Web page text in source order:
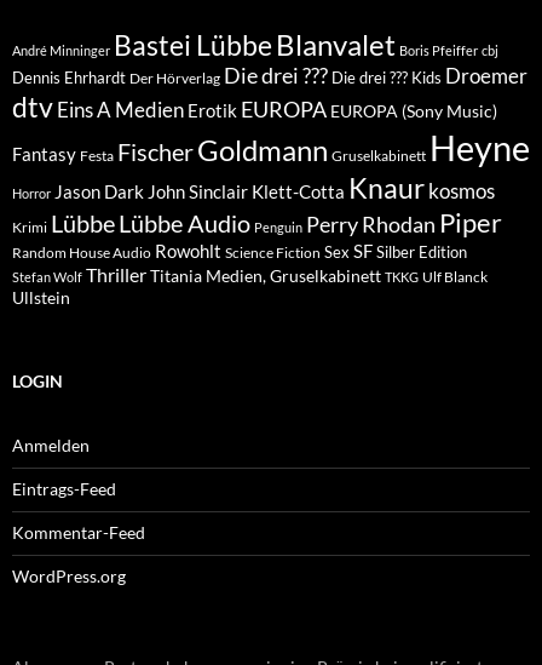
André Minninger Bastei Lübbe Blanvalet Boris Pfeiffer cbj
Dennis Ehrhardt Der Hörverlag Die drei ??? Die drei ??? Kids Droemer
dtvEins A Medien Erotik EUROPA EUROPA (Sony Music)
Fantasy Festa FischerGoldmann Gruselkabinett Heyne
Horror Jason Dark John Sinclair Klett-Cotta Knaur kosmos
Krimi LübbeLübbe Audio Penguin Perry Rhodan Piper
Random House Audio Rowohlt Science Fiction Sex SFSilber Edition
Stefan Wolf ThrillerTitania Medien, Gruselkabinett TKKG Ulf Blanck
Ullstein
LOGIN
Anmelden
Eintrags-Feed
Kommentar-Feed
WordPress.org